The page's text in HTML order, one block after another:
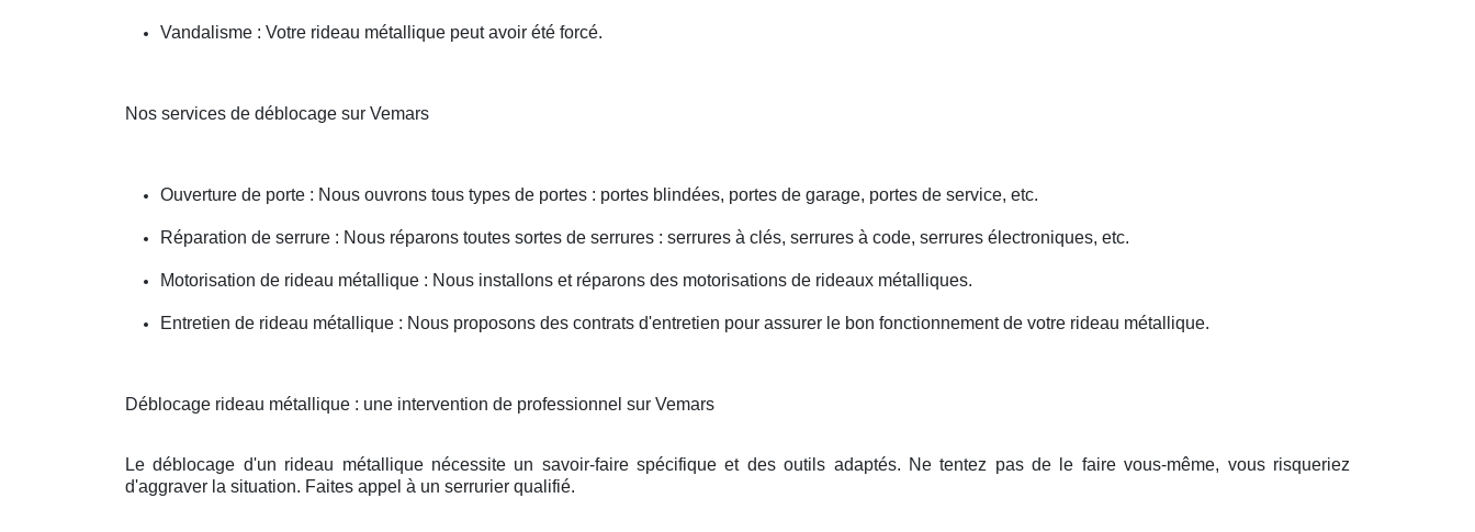
Vandalisme : Votre rideau métallique peut avoir été forcé.
Nos services de déblocage sur Vemars
Ouverture de porte : Nous ouvrons tous types de portes : portes blindées, portes de garage, portes de service, etc.
Réparation de serrure : Nous réparons toutes sortes de serrures : serrures à clés, serrures à code, serrures électroniques, etc.
Motorisation de rideau métallique : Nous installons et réparons des motorisations de rideaux métalliques.
Entretien de rideau métallique : Nous proposons des contrats d'entretien pour assurer le bon fonctionnement de votre rideau métallique.
Déblocage rideau métallique : une intervention de professionnel sur Vemars
Le déblocage d'un rideau métallique nécessite un savoir-faire spécifique et des outils adaptés. Ne tentez pas de le faire vous-même, vous risqueriez
d'aggraver la situation. Faites appel à un serrurier qualifié.